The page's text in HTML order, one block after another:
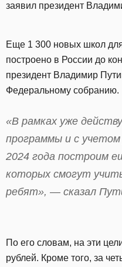
заявил президент
Еще 1 300 новых школ
построено в России до
президент Владимир
Федеральному собранию.
«В рамках уже
программы и с
2024 года построим
которых смогут
ребят», — сказал
По его словам, на эти
рублей. Кроме того, за